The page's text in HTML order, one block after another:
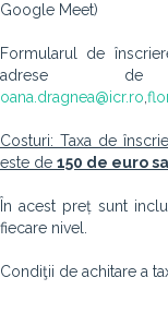
Google Meet)
Formularul de
adrese
oana.dragnea@icr.ro
Costuri: Taxa de
este de 150 de euro
În acest preț sunt
fiecare nivel.
Condiţii de achitare a